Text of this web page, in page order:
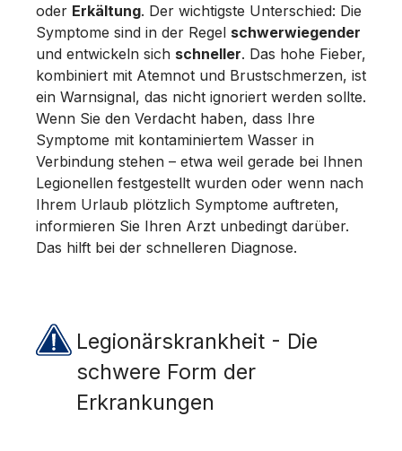
oder Erkältung. Der wichtigste Unterschied: Die
Symptome sind in der Regel schwerwiegender
und entwickeln sich schneller. Das hohe Fieber,
kombiniert mit Atemnot und Brustschmerzen, ist
ein Warnsignal, das nicht ignoriert werden sollte.
Wenn Sie den Verdacht haben, dass Ihre
Symptome mit kontaminiertem Wasser in
Verbindung stehen – etwa weil gerade bei Ihnen
Legionellen festgestellt wurden oder wenn nach
Ihrem Urlaub plötzlich Symptome auftreten,
informieren Sie Ihren Arzt unbedingt darüber.
Das hilft bei der schnelleren Diagnose.
Legionärskrankheit - Die
schwere Form der
Erkrankungen